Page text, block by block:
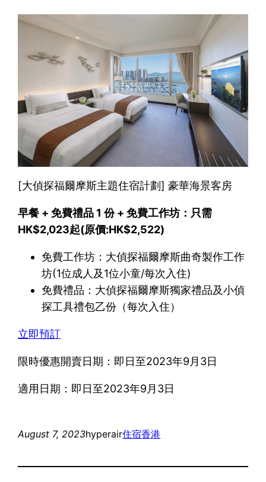
[大偵探福爾摩斯主題住宿計劃] 豪華海景客房
早餐 + 免費禮品 1 份 + 免費工作坊：只需
HK$2,023起(原價:HK$2,522)
免費工作坊：大偵探福爾摩斯曲奇製作工作
坊(1位成人及1位小童/每次入住)
免費禮品：大偵探福爾摩斯獨家禮品及小偵
探工具禮包乙份（每次入住）
立即預訂
限時優惠開賣日期：即日至2023年9月3日
適用日期：即日至2023年9月3日
August 7, 2023hyperair住宿香港